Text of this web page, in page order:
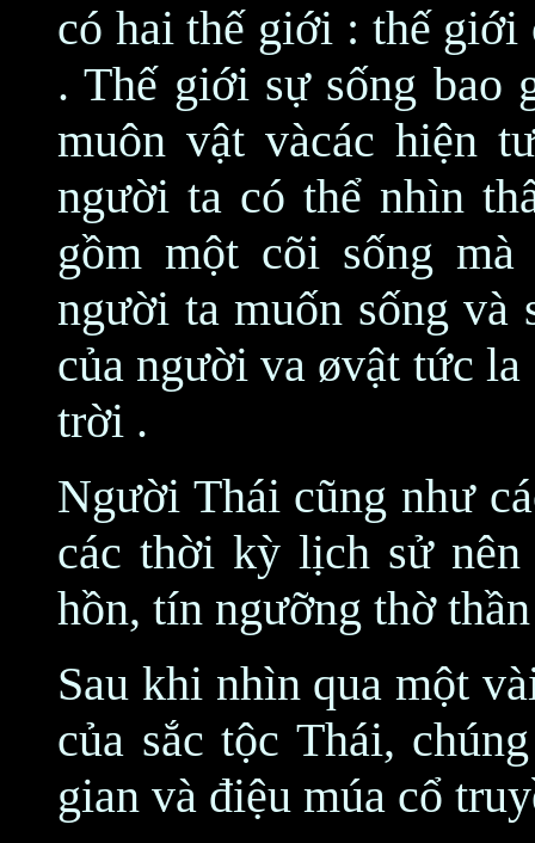
có hai thế giới : thế giới
. Thế giới sự sống bao
muôn vật vàcác hiện
người ta có thể nhìn
gồm một cõi sống
người ta muốn sống
của người va øvật tức
trời .
Người Thái cũng như
các thời kỳ lịch sử
hồn, tín ngưỡng thờ
Sau khi nhìn qua một
của sắc tộc Thái,
gian và điệu múa cổ